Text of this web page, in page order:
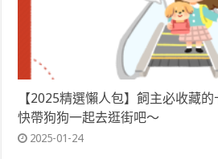
【2025精選懶人包】飼主必收藏
快帶狗狗一起去逛街吧～
2025-01-24